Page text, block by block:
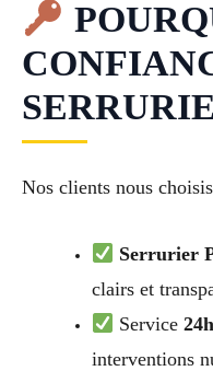
Nos clients nous
Serrurier
clairs et
Service
interventions